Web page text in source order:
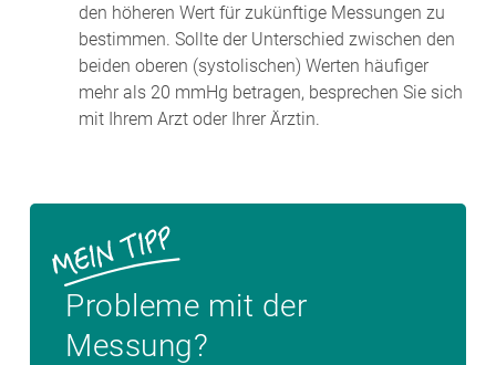
den höheren Wert für zukünftige Messungen zu
bestimmen. Sollte der Unterschied zwischen den
beiden oberen (systolischen) Werten häufiger
mehr als 20 mmHg betragen, besprechen Sie sich
mit Ihrem Arzt oder Ihrer Ärztin.
Probleme mit der
Messung?